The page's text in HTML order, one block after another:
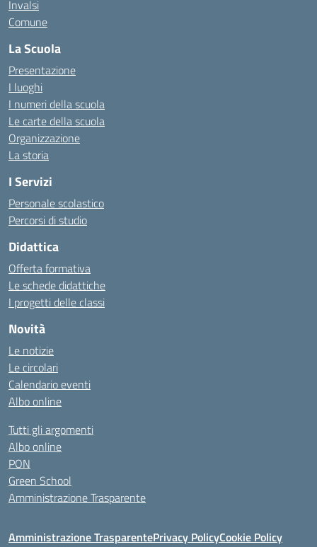
Invalsi
Comune
La Scuola
Presentazione
I luoghi
I numeri della scuola
Le carte della scuola
Organizzazione
La storia
I Servizi
Personale scolastico
Percorsi di studio
Didattica
Offerta formativa
Le schede didattiche
I progetti delle classi
Novità
Le notizie
Le circolari
Calendario eventi
Albo online
Tutti gli argomenti
Albo online
PON
Green School
Amministrazione Trasparente
Amministrazione TrasparentePrivacy PolicyCookie Policy